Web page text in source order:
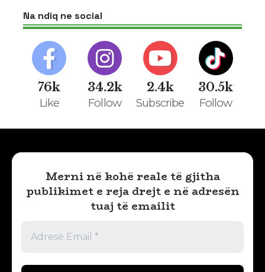
Na ndiq ne social
76k
Like
34.2k
Follow
2.4k
Subscribe
30.5k
Follow
Merni në kohë reale të gjitha
publikimet e reja drejt e në adresën
tuaj të emailit